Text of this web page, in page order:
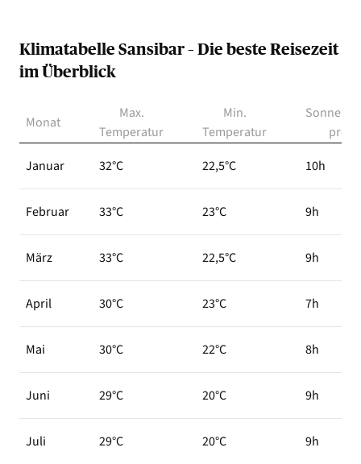
Klimatabelle Sansibar – Die beste Reisezeit
im Überblick
Monat
Max.
Temperatur
Min.
Temperatur
pro
Januar
32°C 22,5°C 10h
Februar 33°C 23°C 9h
März 33°C 22,5°C 9h
April 30°C 23°C 7h
Mai 30°C 22°C 8h
Juni 29°C 20°C 9h
Juli 29°C 20°C 9h